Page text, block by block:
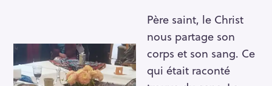
Père saint, le Christ
nous partage son
corps et son sang. Ce
qui était raconté